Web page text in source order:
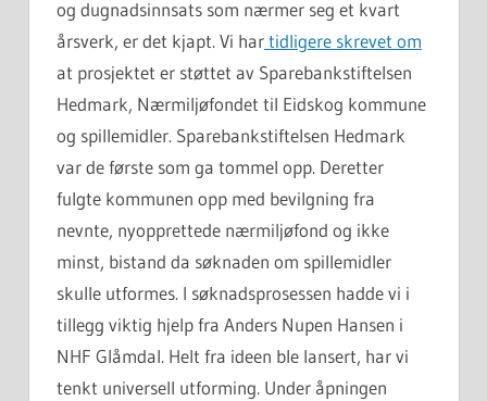
og dugnadsinnsats som nærmer seg et kvart
årsverk, er det kjapt. Vi hartidligere skrevet om
at prosjektet er støttet av Sparebankstiftelsen
Hedmark, Nærmiljøfondet til Eidskog kommune
og spillemidler. Sparebankstiftelsen Hedmark
var de første som ga tommel opp. Deretter
fulgte kommunen opp med bevilgning fra
nevnte, nyopprettede nærmiljøfond og ikke
minst, bistand da søknaden om spillemidler
skulle utformes. I søknadsprosessen hadde vi i
tillegg viktig hjelp fra Anders Nupen Hansen i
NHF Glåmdal. Helt fra ideen ble lansert, har vi
tenkt universell utforming. Under åpningen